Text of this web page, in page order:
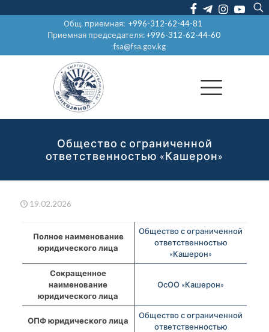
Общ. приемная:+996-312-62-44-81
Приемная председателя:+996-312-62-44-60
fsa@fsa.gov.kg
Общество с ограниченной
ответственностью «Кашерон»
19.02.2026
Полное наименование
юридического лица
Общество с ограниченной
ответственностью
«Кашерон»
Сокращенное
наименование
юридического лица
ОсОО «Кашерон»
ОПФ юридического лица
Общество с ограниченной
ответственностью